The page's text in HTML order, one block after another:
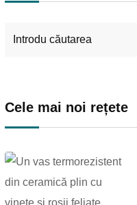
Cele mai noi rețete